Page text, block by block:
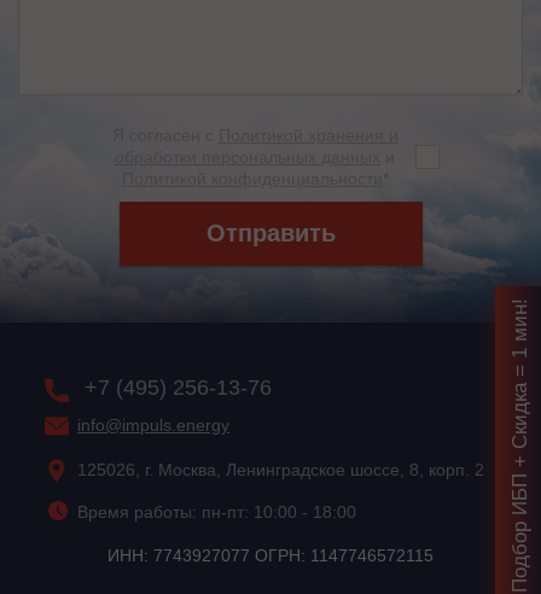
Отправить
+7 (495) 256-13-76
info@impuls.energy
125026, г. Москва, Ленинградское шоссе, 8, корп. 2
Время работы: пн-пт: 10:00 - 18:00
ИНН: 7743927077 ОГРН: 1147746572115 Подбор ИБП + Скидка = 1 мин!